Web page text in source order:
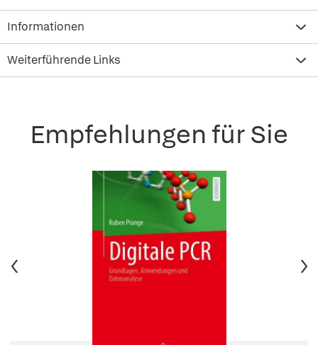
Informationen
Weiterführende Links
Empfehlungen für Sie